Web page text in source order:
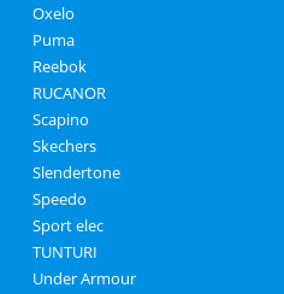
Oxelo
Puma
Reebok
RUCANOR
Scapino
Skechers
Slendertone
Speedo
Sport elec
TUNTURI
Under Armour